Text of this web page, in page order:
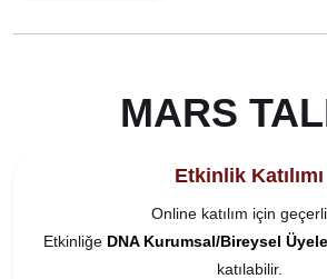
MARS
Etkinlik Katılımı
Online katılım için
Etkinliğe DNA Kurumsal/Bireysel
katılabilir.